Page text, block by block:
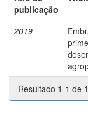
publicação
2019
Resultado 1-1 de